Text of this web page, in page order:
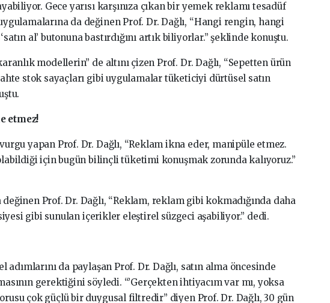
Gece yarısı karşınıza çıkan bir yemek reklamı tesadüf
da değinen Prof. Dr. Dağlı, “Hangi rengin, hangi
al’ butonuna bastırdığını artık biliyorlar.” şeklinde konuştu.
modellerin” de altını çizen Prof. Dr. Dağlı, “Sepetten ürün
stok sayaçları gibi uygulamalar tüketiciyi dürtüsel satın
etmez!
yapan Prof. Dr. Dağlı, “Reklam ikna eder, manipüle etmez.
için bugün bilinçli tüketimi konuşmak zorunda kalıyoruz.”
Prof. Dr. Dağlı, “Reklam, reklam gibi kokmadığında daha
gibi sunulan içerikler eleştirel süzgeci aşabiliyor.” dedi.
da paylaşan Prof. Dr. Dağlı, satın alma öncesinde
gerektiğini söyledi. “’Gerçekten ihtiyacım var mı, yoksa
çok güçlü bir duygusal filtredir” diyen Prof. Dr. Dağlı, 30 gün